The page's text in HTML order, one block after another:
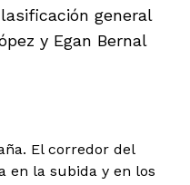
general
y Egan Bernal
El corredor del
en la subida y en los